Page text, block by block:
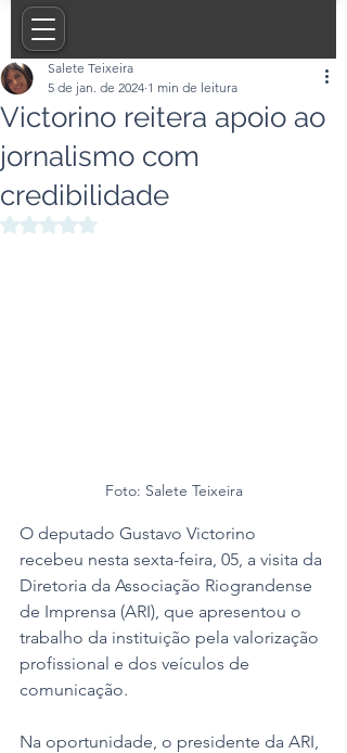
Victorino reitera apoio ao
jornalismo com
credibilidade
Salete Teixeira
5 de jan. de 2024 1 min de leitura
Avaliado com NaN de 5 estrelas.
Foto: Salete Teixeira
O deputado Gustavo Victorino
recebeu nesta sexta-feira, 05, a visita da
Diretoria da Associação Riograndense
de Imprensa (ARI), que apresentou o
trabalho da instituição pela valorização
profissional e dos veículos de
comunicação.
Na oportunidade, o presidente da ARI,